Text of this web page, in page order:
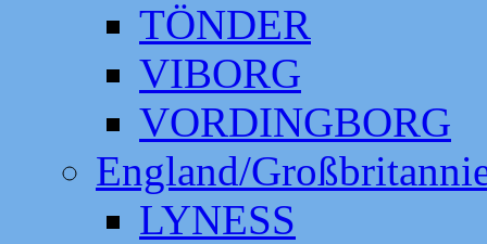
TÖNDER
VIBORG
VORDINGBORG
England/
LYNESS